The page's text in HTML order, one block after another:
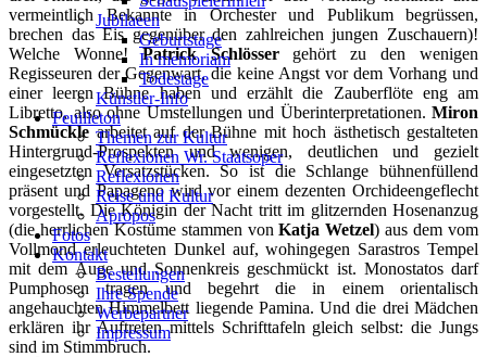
Jubilaeen
Geburtstage
In memoriam
Todestage
Künstler-Info
Feuilleton
Themen zur Kultur
Reflexionen Wr. Staatsoper
Reflexionen
Reise und Kultur
Apropos
Fotos
Kontakt
Bestellungen
Ihre Spende
Werbepartner
Impressum
vermeintlich Bekannte in Orchester und Publikum begrüssen,
brechen das Eis gegenüber den zahlreichen jungen Zuschauern)!
Welche Wonne!Patrick Schlössergehört zu den wenigen
Regisseuren der Gegenwart, die keine Angst vor dem Vorhang und
einer leeren Bühne haben und erzählt die Zauberflöte eng am
Libretto, also ohne Umstellungen und Überinterpretationen. Miron
Schmücklearbeitet auf der Bühne mit hoch ästhetisch gestalteten
Hintergrund-Prospekten und wenigen, deutlichen und gezielt
eingesetzten Versatzstücken. So ist die Schlange bühnenfüllend
präsent und Papageno wird vor einem dezenten Orchideengeflecht
vorgestellt. Die Königin der Nacht tritt im glitzernden Hosenanzug
(die herrlichen Kostüme stammen vonKatja Wetzel) aus dem vom
Vollmond erleuchteten Dunkel auf, wohingegen Sarastros Tempel
mit dem Auge und Sonnenkreis geschmückt ist. Monostatos darf
Pumphosen tragen und begehrt die in einem orientalisch
angehauchten Himmelbett liegende Pamina. Und die drei Mädchen
erklären ihr Auftreten mittels Schrifttafeln gleich selbst: die Jungs
sind im Stimmbruch.